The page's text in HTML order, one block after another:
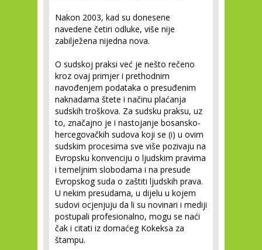
Nakon 2003, kad su donesene
navedene četiri odluke, više nije
zabilježena nijedna nova.
O sudskoj praksi već je nešto rečeno
kroz ovaj primjer i prethodnim
navođenjem podataka o presuđenim
naknadama štete i načinu plaćanja
sudskih troškova. Za sudsku praksu, uz
to, značajno je i nastojanje bosansko-
hercegovačkih sudova koji se (i) u ovim
sudskim procesima sve više pozivaju na
Evropsku konvenciju o ljudskim pravima
i temeljnim slobodama i na presude
Evropskog suda o zaštiti ljudskih prava.
U nekim presudama, u dijelu u kojem
sudovi ocjenjuju da li su novinari i mediji
postupali profesionalno, mogu se naći
čak i citati iz domaćeg Kokeksa za
štampu.